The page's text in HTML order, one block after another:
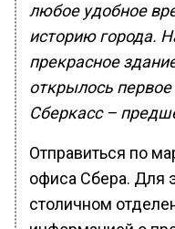
любое удобное
историю города.
прекрасное
открылось
Сберкасс –
Отправиться по
офиса Сбера. Для
столичном